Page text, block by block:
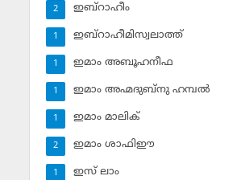
ഇബ്‌റാഹീം
2
ഇബ്‌റാഹീമിസ്വലാത്ത്
1
ഇമാം അബൂഹനീഫ
1
ഇമാം അഹ്മദുബ്‌നു ഹമ്പല്‍
1
ഇമാം മാലിക്
1
ഇമാം ശാഫിഈ
2
ഇസ് ലാം
1